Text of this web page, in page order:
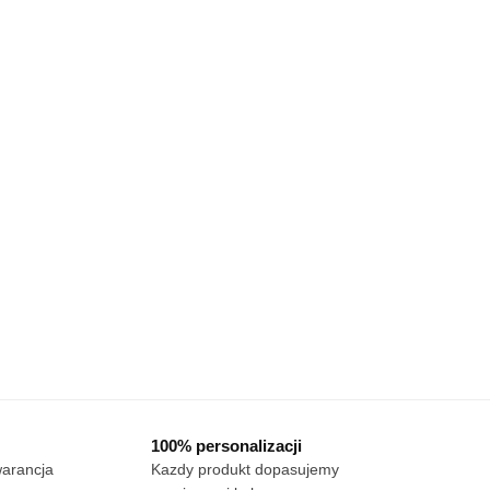
100% personalizacji
Kazdy produkt dopasujemy